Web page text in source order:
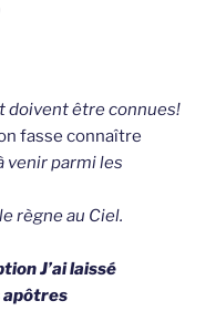
doivent être connues!
fasse connaître
venir parmi les
règne au Ciel.
J’ai laissé
apôtres